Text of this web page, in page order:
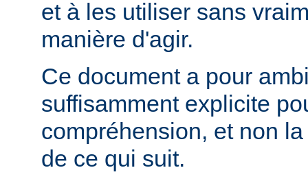
et à les utiliser sans
manière d'agir.
Ce document a pour
suffisamment explicite
compréhension, et non
de ce qui suit.